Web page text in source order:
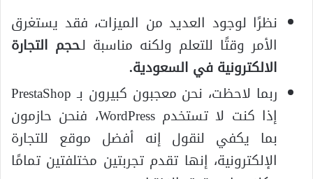
نظرًا لوجود العديد من الميزات، فقد يستغرق
الأمر وقتًا للتعلم ولكنه مناسبة لـحجم التجارة
الالكترونية في السعودية.
ربما لاحظت، نحن معجبون كبيرون بـ PrestaShop
إذا كنت لا تستخدم WordPress، فنحن حازمون
بما يكفي لنقول إنه أفضل موقع للتجارة
الإلكترونية، إنها تقدم تجربتين مختلفتين تمامًا